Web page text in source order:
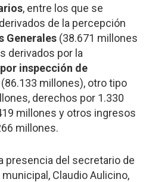
, entre los que se
de la percepción
Generales (38.671 millones
derivados por la
inspección de
(86.133 millones), otro tipo
derechos por 1.330
millones y otros ingresos
millones.
presencia del secretario de
Claudio Aulicino,